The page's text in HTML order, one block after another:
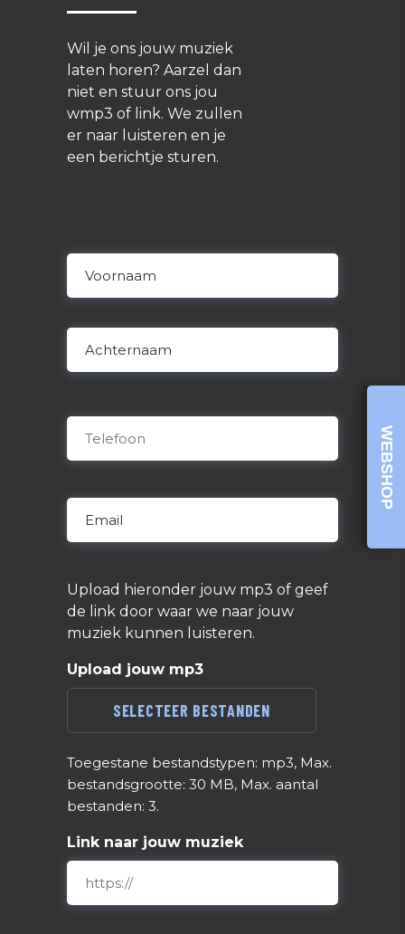
Wil je ons jouw muziek
laten horen? Aarzel dan
niet en stuur ons jou
wmp3 of link. We zullen
er naar luisteren en je
een berichtje sturen.
Naam
Voornaam
Telefoon
E-
mailadres
Upload hieronder jouw mp3 of geef
de link door waar we naar jouw
muziek kunnen luisteren.
Upload jouw mp3
SELECTEER BESTANDEN
Toegestane bestandstypen: mp3, Max.
bestandsgrootte: 30 MB, Max. aantal
bestanden: 3.
Link naar jouw muziek
WEBSHOP